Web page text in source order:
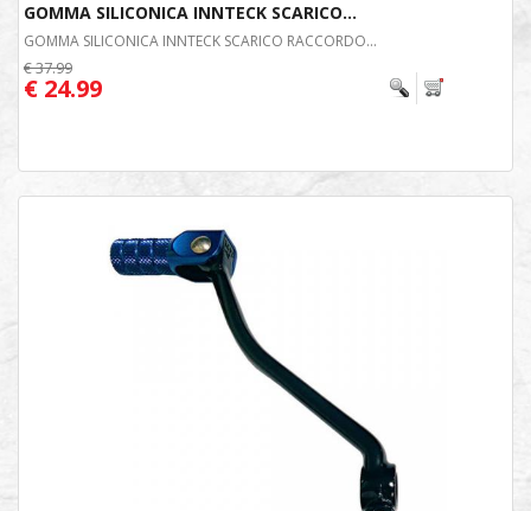
GOMMA SILICONICA INNTECK SCARICO...
GOMMA SILICONICA INNTECK SCARICO RACCORDO...
€ 37.99
€ 24.99